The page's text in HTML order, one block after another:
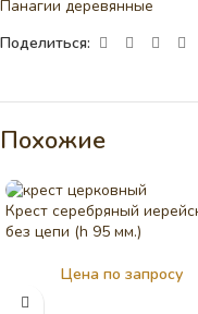
Панагии деревянные
Поделиться:
Похожие
Крест серебряный
без цепи (h 95 мм.)
Цена по запросу